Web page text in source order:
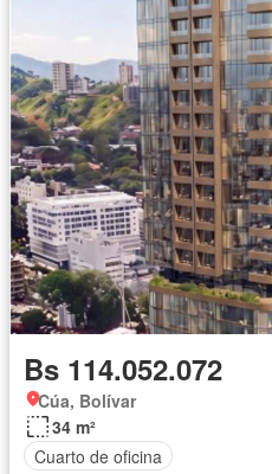
Bs 114.052.072
Cúa, Bolívar
34 m²
Cuarto de oficina